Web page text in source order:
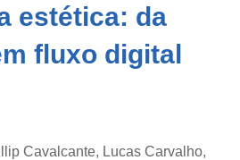
estética: da
fluxo digital
Cavalcante, Lucas Carvalho,